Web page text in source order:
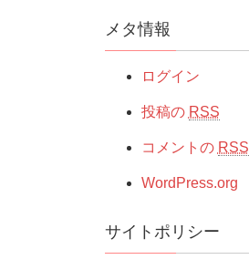
メタ情報
ログイン
投稿の RSS
コメントの RSS
WordPress.org
サイトポリシー